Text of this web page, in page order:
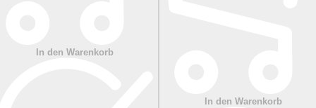
In den Warenkorb
In den Warenkorb